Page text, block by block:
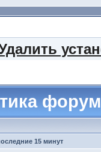
15 минут